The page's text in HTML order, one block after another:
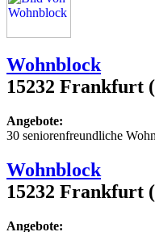
Wohnblock
15232 Frankfurt
Angebote:
30 seniorenfreundliche
Wohnblock
15232 Frankfurt
Angebote: